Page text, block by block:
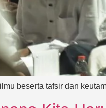
beserta tafsir dan